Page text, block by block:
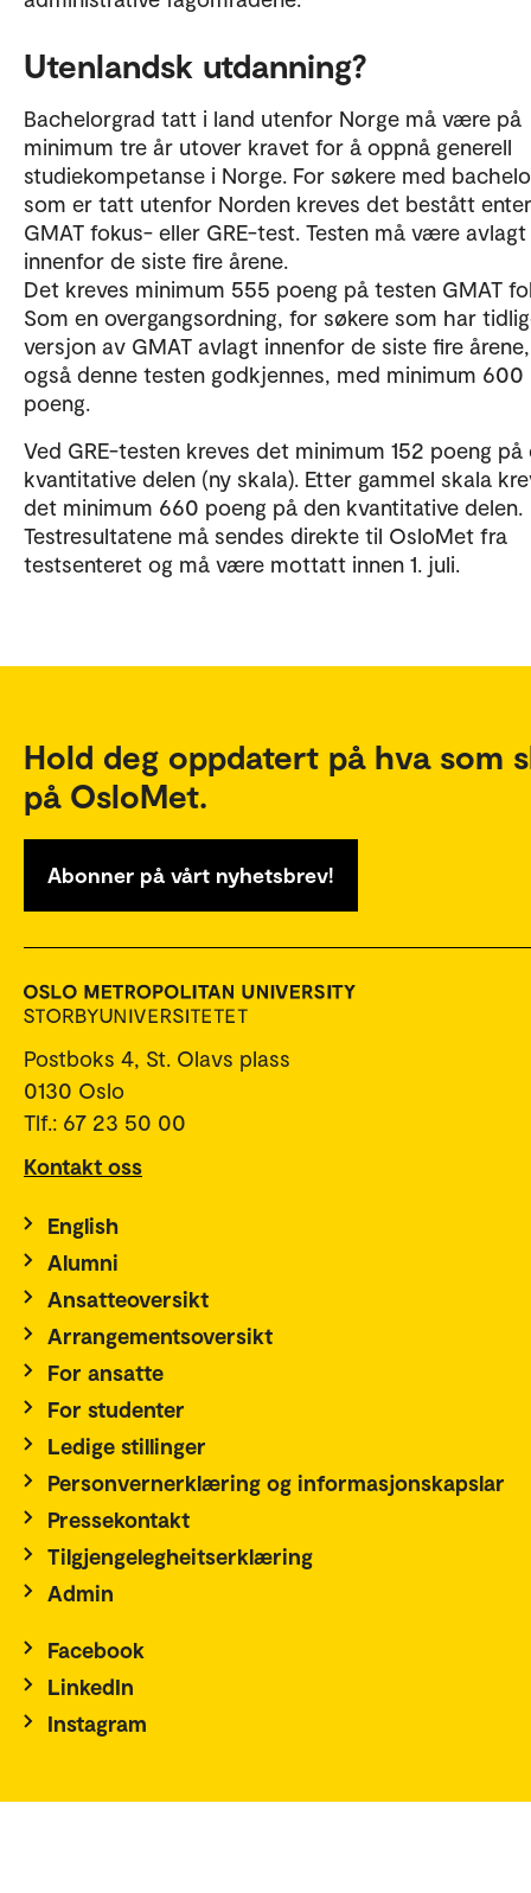
Utenlandsk utdanning?
Bachelorgrad tatt i land utenfor Norge må være på
minimum tre år utover kravet for å oppnå generell
studiekompetanse i Norge. For søkere med
som er tatt utenfor Norden kreves det bestått
GMAT fokus- eller GRE-test. Testen må være avlagt
innenfor de siste fire årene.
Det kreves minimum 555 poeng på testen GMAT
Som en overgangsordning, for søkere som har
versjon av GMAT avlagt innenfor de siste fire
også denne testen godkjennes, med minimum 600
poeng.
Ved GRE-testen kreves det minimum 152 poeng på
kvantitative delen (ny skala). Etter gammel skala
det minimum 660 poeng på den kvantitative delen.
Testresultatene må sendes direkte til OsloMet fra
testsenteret og må være mottatt innen 1. juli.
Hold deg oppdatert på hva som
på OsloMet.
Abonner på vårt nyhetsbrev!
Postboks 4, St. Olavs plass
0130 Oslo
Tlf.: 67 23 50 00
Kontakt oss
English
Alumni
Ansatteoversikt
Arrangementsoversikt
For ansatte
For studenter
Ledige stillinger
Personvernerklæring og informasjonskapslar
Pressekontakt
Tilgjengelegheitserklæring
Admin
Facebook
LinkedIn
Instagram